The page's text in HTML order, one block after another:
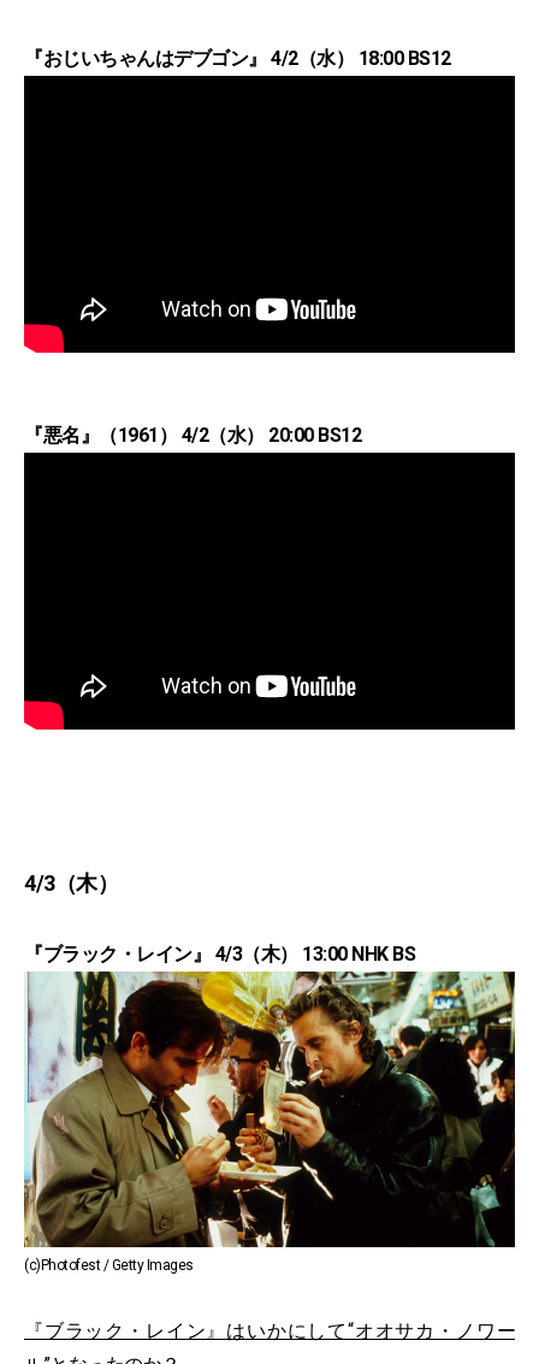
『おじいちゃんはデブゴン』 4/2（水） 18:00 BS12
『悪名』（1961） 4/2（水） 20:00 BS12
4/3（木）
『ブラック・レイン』 4/3（木） 13:00 NHK BS
(c)Photofest / Getty Images
『ブラック・レイン』はいかにして“オオサカ・ノワー